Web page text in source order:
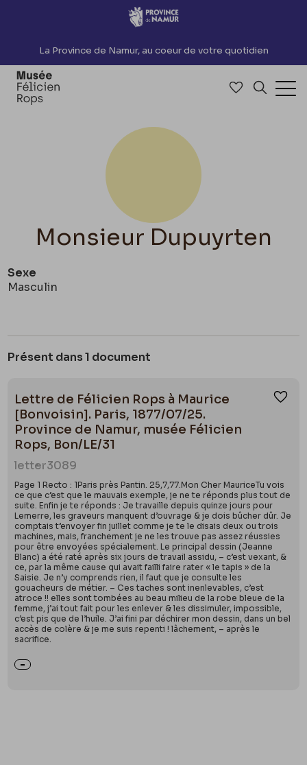
Accèder directement au contenu
La Province de Namur, au coeur de votre quotidien
Accéder à
Monsieur Dupuyrten
Sexe
Masculin
Présent dans 1 document
Lettre de Félicien Rops à Maurice
[Bonvoisin]. Paris, 1877/07/25.
Province de Namur, musée Félicien
Rops, Bon/LE/31
letter3089
Page 1 Recto : 1Paris près Pantin. 25,7,77.Mon Cher MauriceTu vois
ce que c’est que le mauvais exemple, je ne te réponds plus tout de
suite. Enfin je te réponds : Je travaille depuis quinze jours pour
Lemerre, les graveurs manquent d’ouvrage & je dois bûcher dûr. Je
comptais t’envoyer fin juillet comme je te le disais deux ou trois
machines, mais, franchement je ne les trouve pas assez réussies
pour être envoyées spécialement. Le principal dessin (Jeanne
Blanc) a été raté après six jours de travail assidu, – c’est vexant, &
ce, par la même cause qui avait failli faire rater « le tapis » de la
Saisie. Je n’y comprends rien, il faut que je consulte les
gouacheurs de métier. – Ces taches sont inenlevables, c’est
atroce !! elles sont tombées au beau milieu de la robe bleue de la
femme, j’ai tout fait pour les enlever & les dissimuler, impossible,
c’est pis que de l’huile. J’ai fini par déchirer mon dessin, dans un bel
accès de colère & je me suis repenti ! lâchement, – après le
sacrifice.